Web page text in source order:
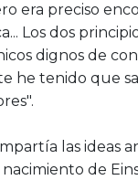
era preciso
Los dos
dignos de
he tenido que
las ideas
de